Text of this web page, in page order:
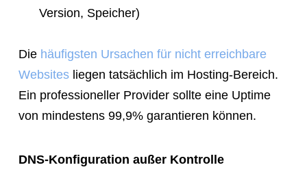
Version, Speicher)
Die häufigsten Ursachen für nicht erreichbare
Websitesliegen tatsächlich im Hosting-Bereich.
Ein professioneller Provider sollte eine Uptime
von mindestens 99,9% garantieren können.
DNS-Konfiguration außer Kontrolle
https://calendly.com/rocketwebsite/30min